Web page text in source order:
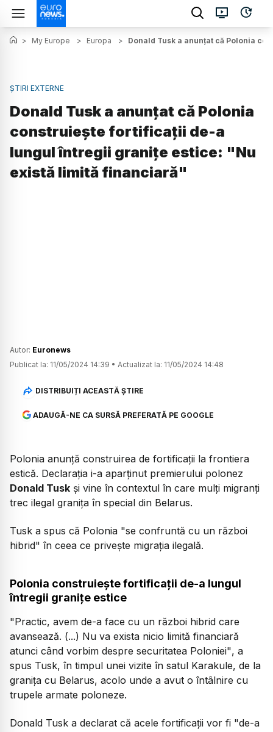
> My Europe > Europa > Donald Tusk a anunțat că Polonia
ȘTIRI EXTERNE
Donald Tusk a anunțat că Polonia
construiește fortificații de-a
lungul întregii granițe estice: "Nu
există limită financiară"
Autor: Euronews
Publicat la: 11/05/2024 14:39 • Actualizat la: 11/05/2024 14:48
DISTRIBUIȚI ACEASTĂ ȘTIRE
ADAUGĂ-NE CA SURSĂ PREFERATĂ PE GOOGLE
Polonia anunță construirea de fortificații la frontiera
estică. Declarația i-a aparținut premierului polonez
Donald Tusk și vine în contextul în care mulți migranți
trec ilegal granița în special din Belarus.
Tusk a spus că Polonia "se confruntă cu un război
hibrid" în ceea ce privește migrația ilegală.
Polonia construiește fortificații de-a lungul
întregii granițe estice
"Practic, avem de-a face cu un război hibrid care
avansează. (...) Nu va exista nicio limită financiară
atunci când vorbim despre securitatea Poloniei", a
spus Tusk, în timpul unei vizite în satul Karakule, de la
granița cu Belarus, acolo unde a avut o întâlnire cu
trupele armate poloneze.
Donald Tusk a declarat că acele fortificații vor fi "de-a